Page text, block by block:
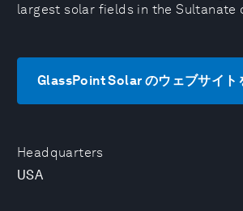
Headquarters
USA
largest solar fields in the Sultanate
GlassPoint Solar のウェブサイト